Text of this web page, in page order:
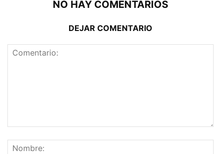
NO HAY COMENTARIOS
DEJAR COMENTARIO